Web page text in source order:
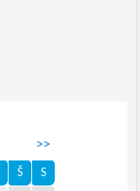
>>
Š S